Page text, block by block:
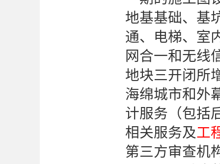
地基基础、基
通、电梯、室
网合一和无线
地块三开闭所
海绵城市和外
计服务（包括
相关服务及工
第三方审查机